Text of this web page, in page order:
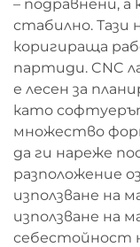
– подравнени,
стабилно. Тази
коригираща
партиди. CNC
е лесен за
като
множество
да ги нареже
разположение
използване на
използване на
себестойност